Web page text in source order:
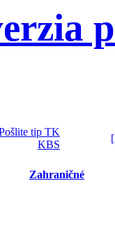
tip TK
KBS
Zahraničné